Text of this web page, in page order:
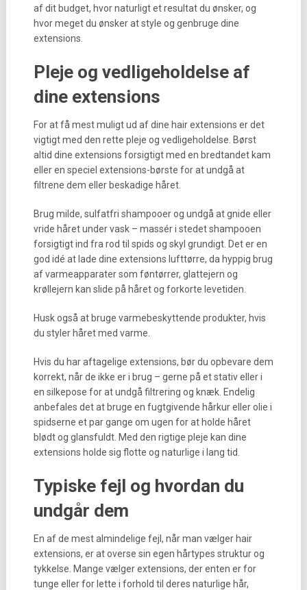
af dit budget, hvor naturligt et resultat du ønsker, og
hvor meget du ønsker at style og genbruge dine
extensions.
Pleje og vedligeholdelse af
dine extensions
For at få mest muligt ud af dine hair extensions er det
vigtigt med den rette pleje og vedligeholdelse. Børst
altid dine extensions forsigtigt med en bredtandet kam
eller en speciel extensions-børste for at undgå at
filtrene dem eller beskadige håret.
Brug milde, sulfatfri shampooer og undgå at gnide eller
vride håret under vask – massér i stedet shampooen
forsigtigt ind fra rod til spids og skyl grundigt. Det er en
god idé at lade dine extensions lufttørre, da hyppig brug
af varmeapparater som føntørrer, glattejern og
krøllejern kan slide på håret og forkorte levetiden.
Husk også at bruge varmebeskyttende produkter, hvis
du styler håret med varme.
Hvis du har aftagelige extensions, bør du opbevare dem
korrekt, når de ikke er i brug – gerne på et stativ eller i
en silkepose for at undgå filtrering og knæk. Endelig
anbefales det at bruge en fugtgivende hårkur eller olie i
spidserne et par gange om ugen for at holde håret
blødt og glansfuldt. Med den rigtige pleje kan dine
extensions holde sig flotte og naturlige i lang tid.
Typiske fejl og hvordan du
undgår dem
En af de mest almindelige fejl, når man vælger hair
extensions, er at overse sin egen hårtypes struktur og
tykkelse. Mange vælger extensions, der enten er for
tunge eller for lette i forhold til deres naturlige hår,